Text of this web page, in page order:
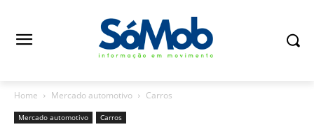
Home Mercado automotivo Carros
Mercado automotivo Carros